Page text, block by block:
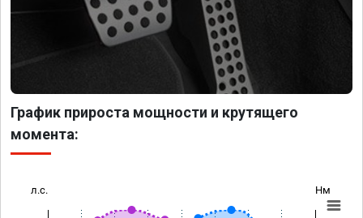
График прироста мощности и крутящего
момента:
л.с. Нм